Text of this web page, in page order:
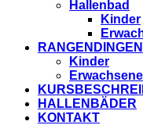
Hallenbad
Kinder
RANGENDINGEN
Kinder
Erwachsene
HALLENBÄDER
KONTAKT